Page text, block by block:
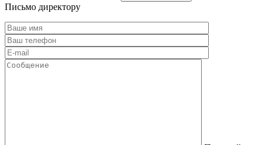
Письмо директору